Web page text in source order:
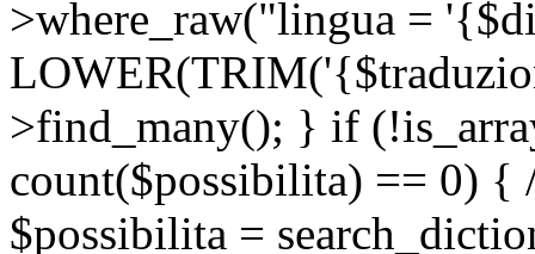
>where_raw("lingua =
>find_many(); } if
count($possibilita) == 0) {
$possibilita =